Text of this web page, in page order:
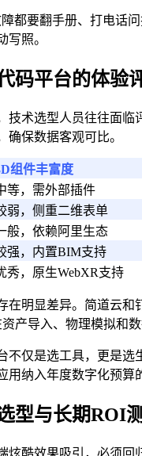
都要翻手册、打电话
写照。
码平台的体验
技术选型人员往往面
确保数据客观可比。
组件丰富度
等，需外部插件
弱，侧重二维表单
般，依赖阿里生态
强，内置BIM支持
秀，原生WebXR支持
在明显差异。简道云
产导入、物理模拟和
不仅是选工具，更是
纳入年度数字化预算
型与长期ROI
炫酷效果吸引，必须